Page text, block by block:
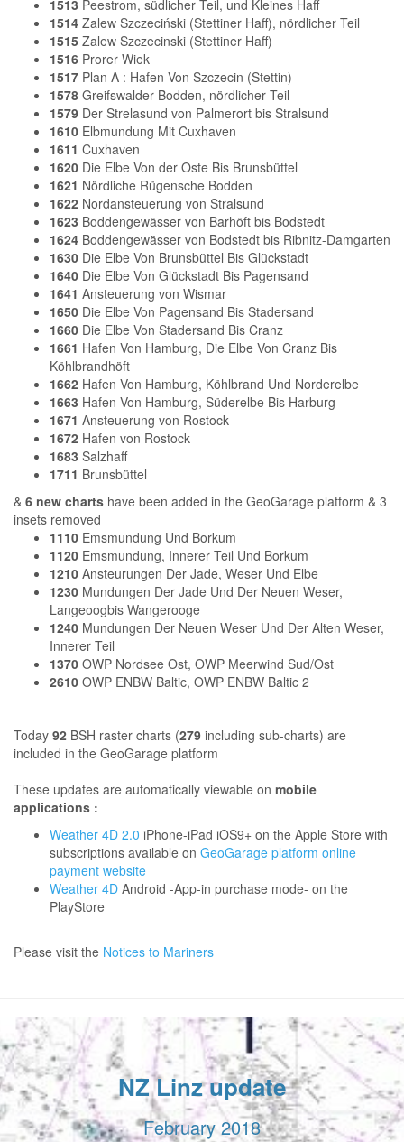
1513 Peestrom, südlicher Teil, und Kleines Haff
1514 Zalew Szczeciński (Stettiner Haff), nördlicher Teil
1515 Zalew Szczecinski (Stettiner Haff)
1516 Prorer Wiek
1517 Plan A : Hafen Von Szczecin (Stettin)
1578 Greifswalder Bodden, nördlicher Teil
1579 Der Strelasund von Palmerort bis Stralsund
1610 Elbmundung Mit Cuxhaven
1611 Cuxhaven
1620 Die Elbe Von der Oste Bis Brunsbüttel
1621 Nördliche Rügensche Bodden
1622 Nordansteuerung von Stralsund
1623 Boddengewässer von Barhöft bis Bodstedt
1624 Boddengewässer von Bodstedt bis Ribnitz-Damgarten
1630 Die Elbe Von Brunsbüttel Bis Glückstadt
1640 Die Elbe Von Glückstadt Bis Pagensand
1641 Ansteuerung von Wismar
1650 Die Elbe Von Pagensand Bis Stadersand
1660 Die Elbe Von Stadersand Bis Cranz
1661 Hafen Von Hamburg, Die Elbe Von Cranz Bis
Köhlbrandhöft
1662 Hafen Von Hamburg, Köhlbrand Und Norderelbe
1663 Hafen Von Hamburg, Süderelbe Bis Harburg
1671 Ansteuerung von Rostock
1672 Hafen von Rostock
1683 Salzhaff
1711 Brunsbüttel
& 6 new charts have been added in the GeoGarage platform & 3
insets removed
1110 Emsmundung Und Borkum
1120 Emsmundung, Innerer Teil Und Borkum
1210 Ansteurungen Der Jade, Weser Und Elbe
1230 Mundungen Der Jade Und Der Neuen Weser,
Langeoogbis Wangerooge
1240 Mundungen Der Neuen Weser Und Der Alten Weser,
Innerer Teil
1370 OWP Nordsee Ost, OWP Meerwind Sud/Ost
2610 OWP ENBW Baltic, OWP ENBW Baltic 2
Today 92 BSH raster charts (279 including sub-charts) are
included in the GeoGarage platform
These updates are automatically viewable on mobile
applications :
Weather 4D 2.0 iPhone-iPad iOS9+ on the Apple Store with
subscriptions available on GeoGarage platform online
payment website
Weather 4D Android -App-in purchase mode- on the
PlayStore
Please visit the Notices to Mariners
NZ Linz update
February 2018